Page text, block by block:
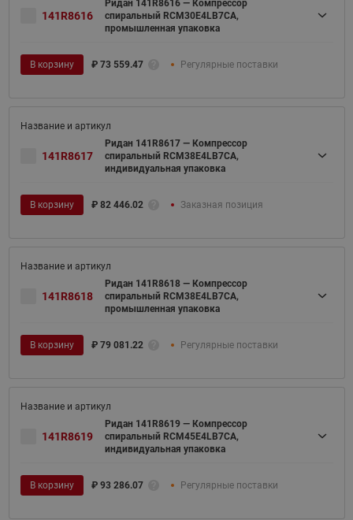
141R8616
Ридан 141R8616 — Компрессор
спиральный RCM30E4LB7CA,
промышленная упаковка
В корзину ₽ 73 559.47 Регулярные поставки
141R8617
Ридан 141R8617 — Компрессор
спиральный RCM38E4LB7CA,
индивидуальная упаковка
В корзину ₽ 82 446.02 Заказная позиция
141R8618
Ридан 141R8618 — Компрессор
спиральный RCM38E4LB7CA,
промышленная упаковка
В корзину ₽ 79 081.22 Регулярные поставки
141R8619
Ридан 141R8619 — Компрессор
спиральный RCM45E4LB7CA,
индивидуальная упаковка
В корзину ₽ 93 286.07 Регулярные поставки